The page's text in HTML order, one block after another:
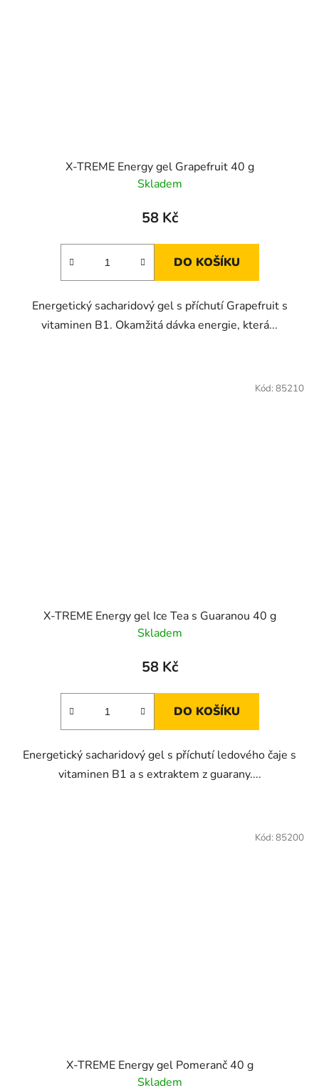
X-TREME Energy gel Grapefruit 40 g
Skladem
58 Kč
DO KOŠÍKU
Energetický sacharidový gel s příchutí Grapefruit s
vitaminen B1. Okamžitá dávka energie, která...
X-TREME Energy gel Ice Tea s Guaranou 40 g
Skladem
58 Kč
DO KOŠÍKU
Energetický sacharidový gel s příchutí ledového čaje s
vitaminen B1 a s extraktem z guarany....
Kód: 85210
X-TREME Energy gel Pomeranč 40 g
Skladem
Kód: 85200